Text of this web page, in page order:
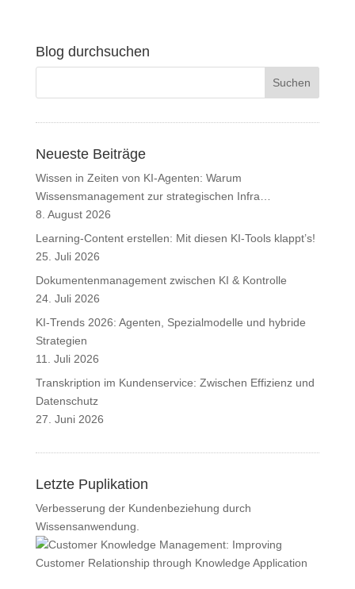
Blog durchsuchen
Neueste Beiträge
Wissen in Zeiten von KI-Agenten: Warum
Wissensmanagement zur strategischen Infra…
8. August 2026
Learning-Content erstellen: Mit diesen KI-Tools klappt’s!
25. Juli 2026
Dokumentenmanagement zwischen KI & Kontrolle
24. Juli 2026
KI-Trends 2026: Agenten, Spezialmodelle und hybride
Strategien
11. Juli 2026
Transkription im Kundenservice: Zwischen Effizienz und
Datenschutz
27. Juni 2026
Letzte Puplikation
Verbesserung der Kundenbeziehung durch
Wissensanwendung.